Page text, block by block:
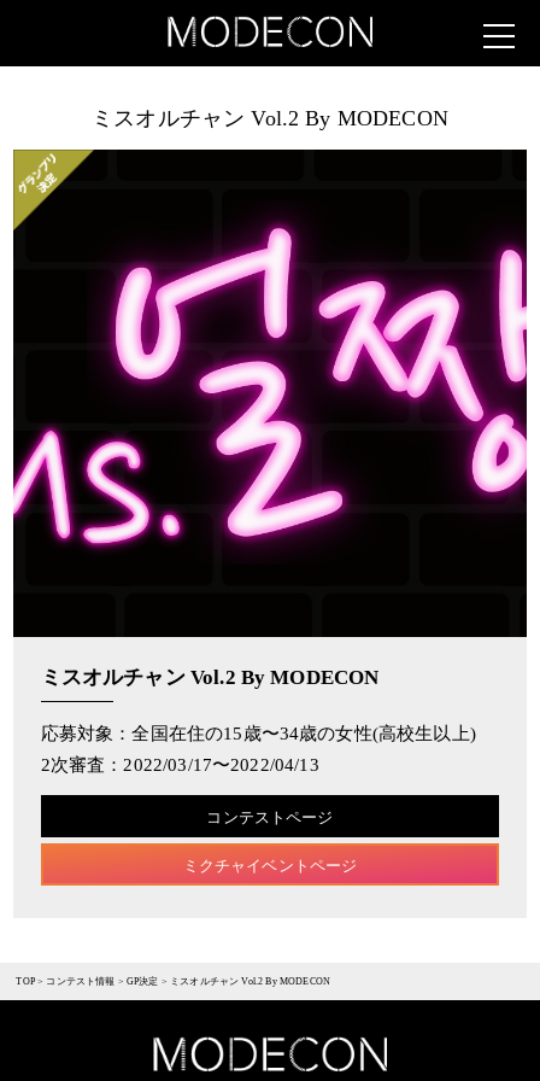
ミスオルチャン Vol.2 By MODECON
ミスオルチャン Vol.2 By MODECON
応募対象：全国在住の15歳〜34歳の女性(高校生以上) ​
2次審査：2022/03/17〜2022/04/13
コンテストページ
ミクチャイベントページ
TOP> コンテスト情報 >GP決定 > ミスオルチャン Vol.2 By MODECON